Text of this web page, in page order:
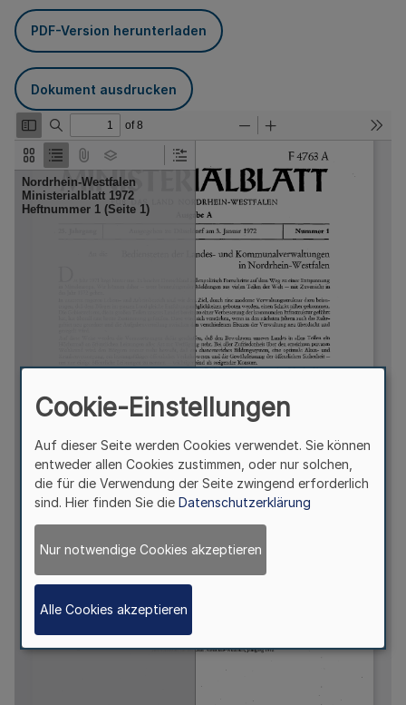
PDF-Version herunterladen
Dokument ausdrucken
Cookie-Einstellungen
Auf dieser Seite werden Cookies verwendet. Sie können
entweder allen Cookies zustimmen, oder nur solchen,
die für die Verwendung der Seite zwingend erforderlich
sind. Hier finden Sie die Datenschutzerklärung
Nur notwendige Cookies akzeptieren
Alle Cookies akzeptieren